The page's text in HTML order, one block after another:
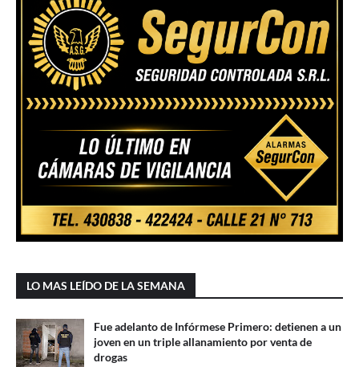
LO MAS LEÍDO DE LA SEMANA
Fue adelanto de Infórmese Primero: detienen a un
joven en un triple allanamiento por venta de
drogas